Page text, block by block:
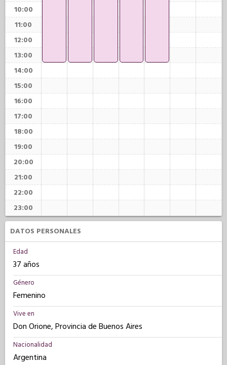
10:00
11:00
12:00
13:00
14:00
15:00
16:00
17:00
18:00
19:00
20:00
21:00
22:00
23:00
DATOS PERSONALES
Edad
37 años
Género
Femenino
Vive en
Don Orione, Provincia de Buenos Aires
Nacionalidad
Argentina